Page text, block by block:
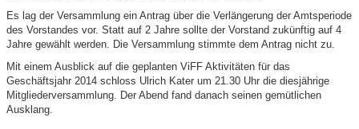
Es lag der Versammlung ein Antrag über die Verlängerung der Amtsperiode
des Vorstandes vor. Statt auf 2 Jahre sollte der Vorstand zukünftig auf 4
Jahre gewählt werden. Die Versammlung stimmte dem Antrag nicht zu.
Mit einem Ausblick auf die geplanten ViFF Aktivitäten für das
Geschäftsjahr 2014 schloss Ulrich Kater um 21.30 Uhr die diesjährige
Mitgliederversammlung. Der Abend fand danach seinen gemütlichen
Ausklang.